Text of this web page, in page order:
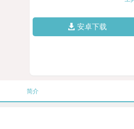
安卓下载
简介